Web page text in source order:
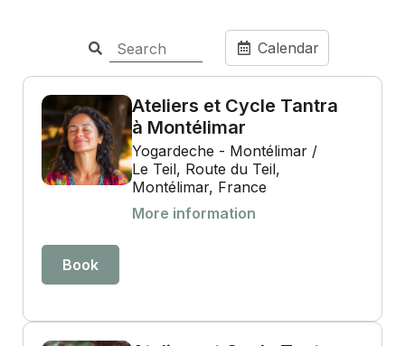
Calendar
Ateliers et Cycle Tantra
à Montélimar
Yogardeche - Montélimar /
Le Teil, Route du Teil,
Montélimar, France
More information
Book